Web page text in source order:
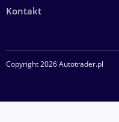
Kontakt
Copyright 2026 Autotrader.pl